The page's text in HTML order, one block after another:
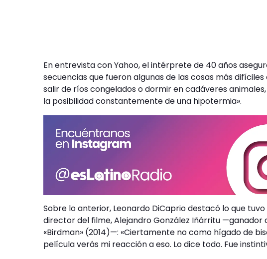
En entrevista con Yahoo, el intérprete de 40 años
secuencias que fueron algunas de las cosas más
salir de ríos congelados o dormir en cadáveres
la posibilidad constantemente de una hipotermia».
Sobre lo anterior, Leonardo DiCaprio destacó lo que
director del filme, Alejandro González Iñárritu —ganador
«Birdman» (2014)—: «Ciertamente no como hígado de
película verás mi reacción a eso. Lo dice todo. Fue